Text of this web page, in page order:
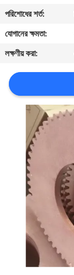
যোগাযোগ
করুন
উদ্ধৃতির
জন্য
আবেদন
PRIVACY
POLICY
পরিশোধের শর্ত:
যোগানের ক্ষমতা:
লক্ষণীয় করা: